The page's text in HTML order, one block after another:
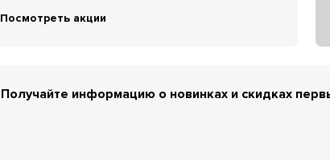
Посмотреть акции
Получайте информацию о новинках и скидках